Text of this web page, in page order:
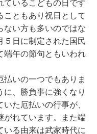
ているこどもの日です
こともあり祝日として
ない方も多いのではな
５日に制定された国民
端午の節句ともいわれ
いの一つでもありま
、勝負事に強くなり
た厄払いの行事が、
がれています。また端
いる由来は武家時代に